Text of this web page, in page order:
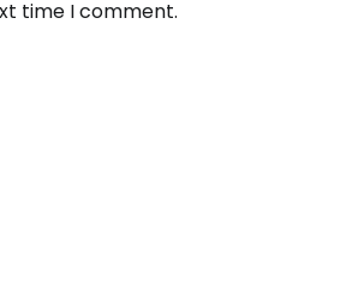
time I comment.